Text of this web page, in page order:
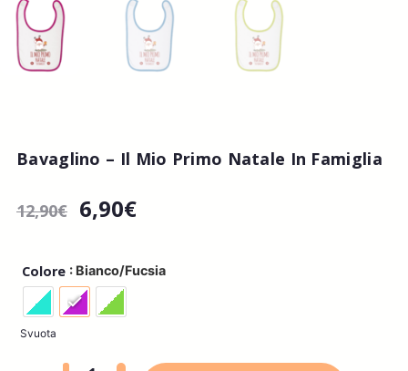
Bavaglino – Il Mio Primo Natale In Famiglia
12,90€ 6,90€
Colore : Bianco/Fucsia
Svuota